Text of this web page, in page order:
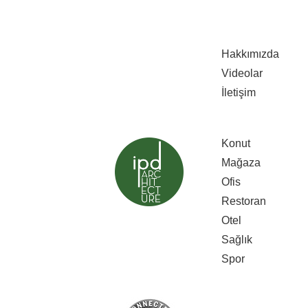
Hakkımızda
Videolar
İletişim
Konut
Mağaza
Ofis
Restoran
Otel
Sağlık
Spor